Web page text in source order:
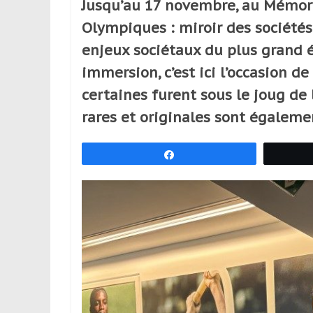
réguliers,
pratiquants,
passionnés
ou
simples
spectateurs
de
qui
se
déplacent
l’étranger
pour
assouvir
Jusqu’au 17 novembre, au
Olympiques : miroir des
enjeux sociétaux du plus grand
immersion, c’est ici l’occasion
certaines furent sous le joug
rares et originales sont